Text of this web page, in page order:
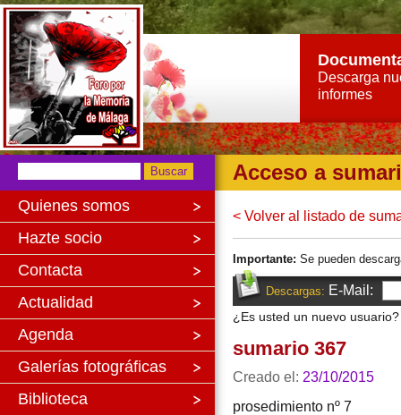
Descarga
informes
Quienes somos
Hazte socio
Contacta
Actualidad
Agenda
Galerías fotográficas
Biblioteca
Acceso a
< Volver al listado de
Importante: Se pueden
Descargas: E-Mail:
¿Es usted un nuevo
sumario 367
Creado el: 23/10/2015
prosedimiento nº 7